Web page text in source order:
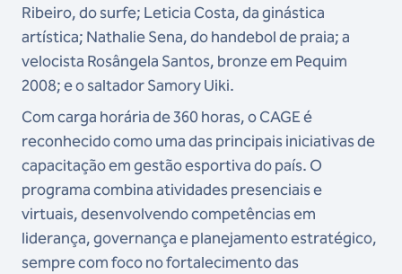
Ribeiro, do surfe; Leticia Costa, da ginástica
artística; Nathalie Sena, do handebol de praia; a
velocista Rosângela Santos, bronze em Pequim
2008; e o saltador Samory Uiki.
Com carga horária de 360 horas, o CAGE é
reconhecido como uma das principais iniciativas de
capacitação em gestão esportiva do país. O
programa combina atividades presenciais e
virtuais, desenvolvendo competências em
liderança, governança e planejamento estratégico,
sempre com foco no fortalecimento das